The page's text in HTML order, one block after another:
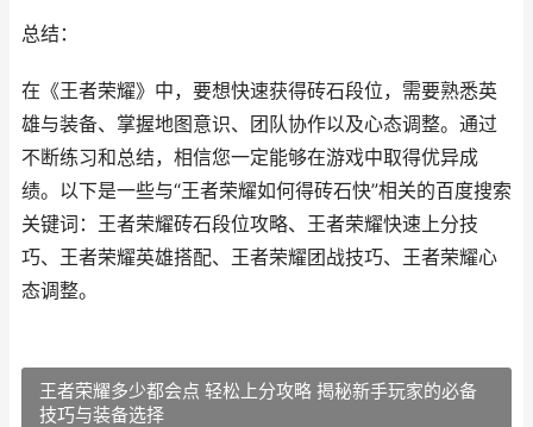
总结：
在《王者荣耀》中，要想快速获得砖石段位，需要熟悉英
雄与装备、掌握地图意识、团队协作以及心态调整。通过
不断练习和总结，相信您一定能够在游戏中取得优异成
绩。以下是一些与“王者荣耀如何得砖石快”相关的百度搜索
关键词：王者荣耀砖石段位攻略、王者荣耀快速上分技
巧、王者荣耀英雄搭配、王者荣耀团战技巧、王者荣耀心
态调整。
王者荣耀多少都会点 轻松上分攻略 揭秘新手玩家的必备
技巧与装备选择